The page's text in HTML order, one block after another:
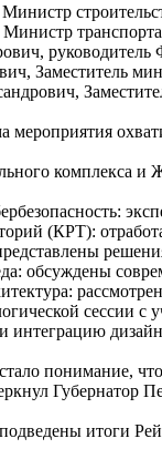
руководитель
Заместитель
мероприятия
комплекса
(КРТ):
обсуждены
сессии
понимание,
Губернатор
итоги